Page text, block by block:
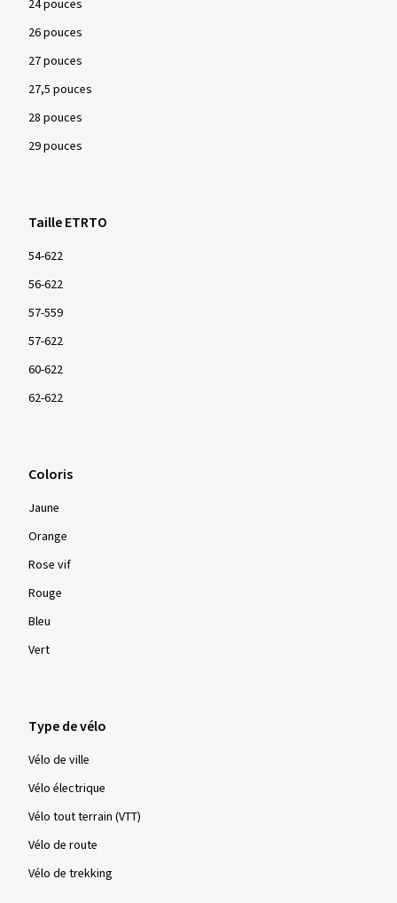
24 pouces
26 pouces
27 pouces
27,5 pouces
28 pouces
29 pouces
Taille ETRTO
54-622
56-622
57-559
57-622
60-622
62-622
Coloris
Jaune
Orange
Rose vif
Rouge
Bleu
Vert
Type de vélo
Vélo de ville
Vélo électrique
Vélo tout terrain (VTT)
Vélo de route
Vélo de trekking